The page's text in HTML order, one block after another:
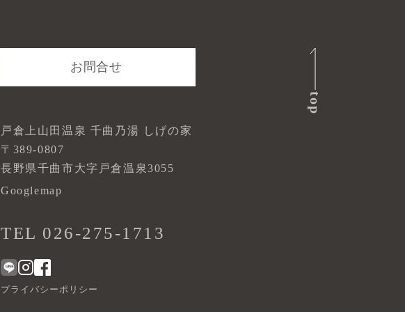
お問合せ
戸倉上山田温泉 千曲乃湯 しげの家
〒389-0807
長野県千曲市大字戸倉温泉3055
Googlemap
TEL 026-275-1713
プライバシーポリシー
top